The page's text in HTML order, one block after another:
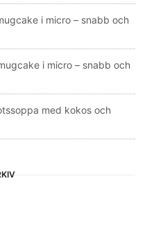
i micro – snabb och
i micro – snabb och
med kokos och